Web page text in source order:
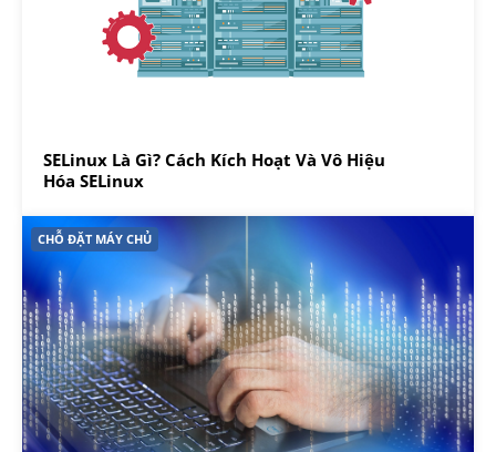
SELinux Là Gì? Cách Kích Hoạt Và Vô Hiệu
Hóa SELinux
CHỖ ĐẶT MÁY CHỦ